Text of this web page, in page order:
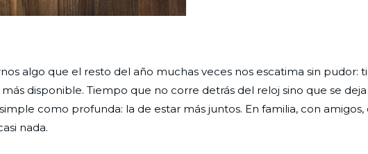
algo que el resto del año muchas veces nos escatima sin pudor:
disponible. Tiempo que no corre detrás del reloj sino que se deja
como profunda: la de estar más juntos. En familia, con
nada.